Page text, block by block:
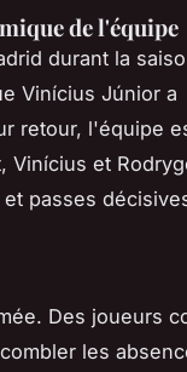
de l'équipe
durant la
Vinícius Júnior a
retour, l'équipe
Vinícius et
passes
Des joueurs
les